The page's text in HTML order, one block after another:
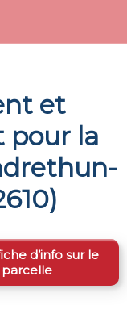
et
pour la
)
d’info sur le
parcelle